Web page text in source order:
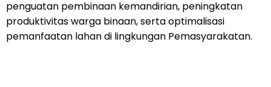
penguatan pembinaan kemandirian, peningkatan
produktivitas warga binaan, serta optimalisasi
pemanfaatan lahan di lingkungan Pemasyarakatan.